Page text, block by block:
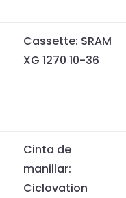
Cassette: SRAM
XG 1270 10-36
Cinta de
manillar:
Ciclovation